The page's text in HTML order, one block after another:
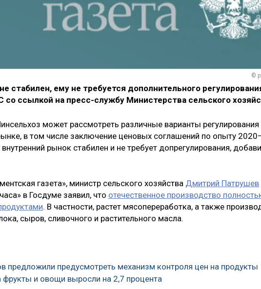
©
стабилен, ему не требуется дополнительного
ссылкой на пресс-службу Министерства сельского
может рассмотреть различные варианты регулирования
в том числе заключение ценовых соглашений по опыту
рынок стабилен и не требует допрегулирования,
газета», министр сельского хозяйства Дмитрий Патрушев
в Госдуме заявил, что отечественное производство
. В частности, растет мясопереработка, а также
сыров, сливочного и растительного масла.
предложили предусмотреть механизм контроля цен на продукты
фрукты и овощи выросли на 2,7 процента